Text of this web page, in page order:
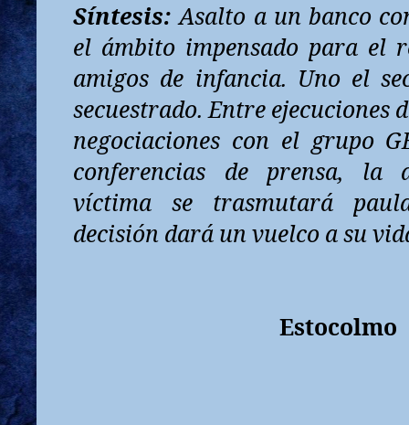
Síntesis:Asalto a un banco
el ámbito impensado para el
amigos de infancia. Uno el
secuestrado. Entre ejecuciones
negociaciones con el grupo
conferencias de prensa, la
víctima se trasmutará
decisión dará un vuelco a su
Estocolmo